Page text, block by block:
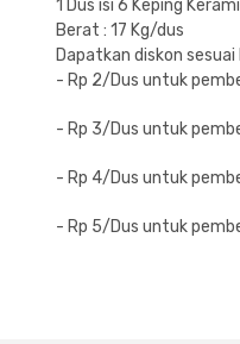
1 Dus isi 6 Keping
Berat : 17 Kg/dus
Dapatkan diskon
- Rp 2/Dus untuk
- Rp 3/Dus untuk
- Rp 4/Dus untuk
- Rp 5/Dus untuk